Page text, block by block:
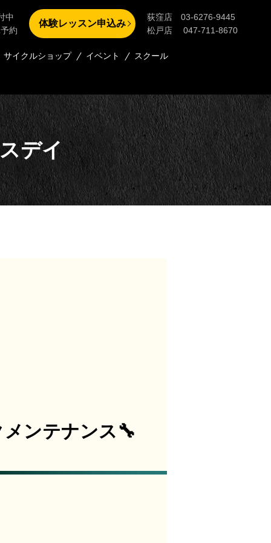
サイクルショップ イベント
スクール
中
約
体験レッスン申込み
荻窪店 03-6276-9445
松戸店 047-711-8670
デイ
ンテナンス🔧